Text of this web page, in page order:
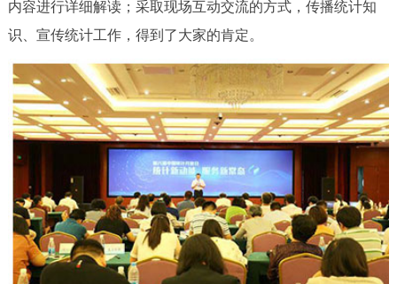
内容进行详细解读；采取现场互动交流的方式，传播统计知
识、宣传统计工作，得到了大家的肯定。